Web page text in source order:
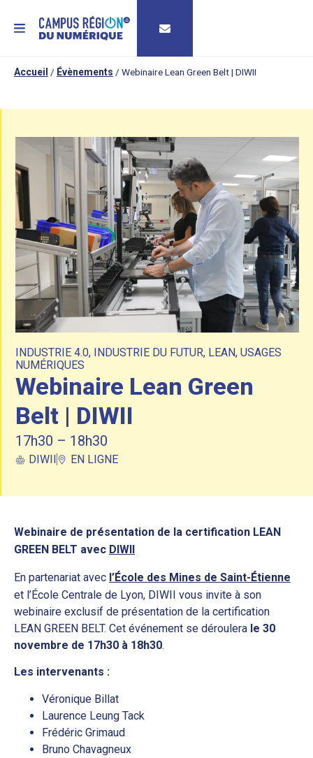
MENU
Accueil / Évènements / Webinaire Lean Green Belt | DIWII
INDUSTRIE 4.0, INDUSTRIE DU FUTUR, LEAN, USAGES
NUMÉRIQUES
Webinaire Lean Green
Belt | DIWII
17h30 – 18h30
DIWII EN LIGNE
Webinaire de présentation de la certification LEAN
GREEN BELT avec DIWII
En partenariat avec l’École des Mines de Saint-Étienne
et l’École Centrale de Lyon, DIWII vous invite à son
webinaire exclusif de présentation de la certification
LEAN GREEN BELT. Cet événement se déroulera le 30
novembre de 17h30 à 18h30.
Les intervenants :
Véronique Billat
Laurence Leung Tack
Frédéric Grimaud
Bruno Chavagneux